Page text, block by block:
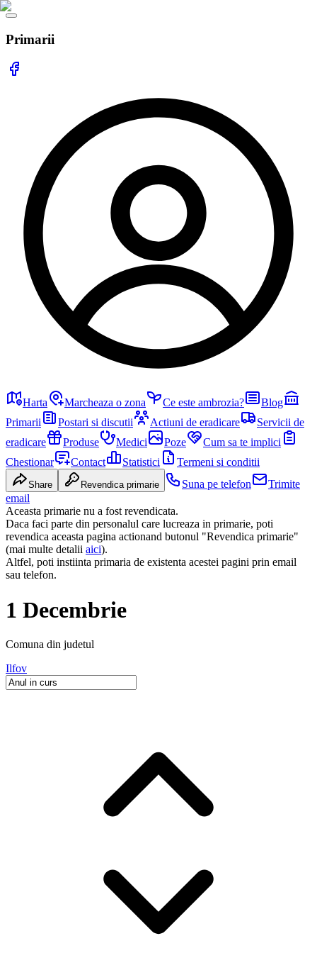
Primarii
Harta Marcheaza o zona Ce este ambrozia?
Blog
Primarii
Postari si discutii Actiuni de eradicare
Servicii de
eradicare
Produse Medici Poze
Cum sa te implici
Chestionar
Contact Statistici Termeni si conditii
Share Revendica primarie Suna pe telefon
Trimite
email
Aceasta primarie nu a fost revendicata.
Daca faci parte din personalul care lucreaza in primarie, poti
revendica aceasta pagina actionand butonul "Revendica primarie"
(mai multe detalii aici).
Altfel, poti instiinta primaria de existenta acestei pagini prin email
sau telefon.
1 Decembrie
Comuna din judetul
Ilfov